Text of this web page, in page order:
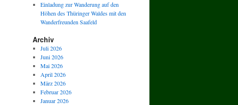
Einladung zur Wanderung auf den
Höhen des Thüringer Waldes mit den
Wanderfreunden Saafeld
Archiv
Juli 2026
Juni 2026
Mai 2026
April 2026
März 2026
Februar 2026
Januar 2026